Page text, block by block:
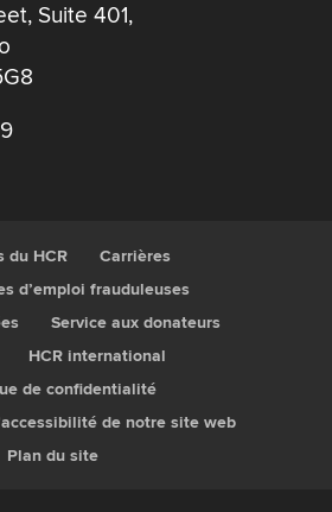
Suite 401,
du HCR
Carrières
d’emploi frauduleuses
Service aux donateurs
HCR international
de confidentialité
de notre site web
Plan du site